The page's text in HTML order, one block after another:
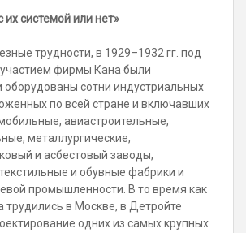
системой или нет»
трудности, в 1929–1932 гг. под
фирмы Кана были
оборудованы сотни индустриальных
по всей стране и включавших
авиастроительные,
металлургические,
и асбестовый заводы,
и обувные фабрики и
промышленности. В то время как
трудились в Москве, в Детройте
одних из самых крупных